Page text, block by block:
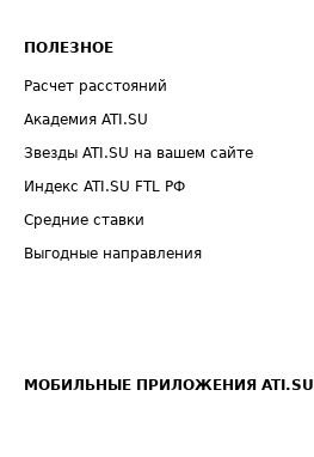
ПОЛЕЗНОЕ
Расчет расстояний
Академия ATI.SU
Звезды ATI.SU на вашем сайте
Индекс ATI.SU FTL РФ
Средние ставки
Выгодные направления
МОБИЛЬНЫЕ ПРИЛОЖЕНИЯ ATI.SU